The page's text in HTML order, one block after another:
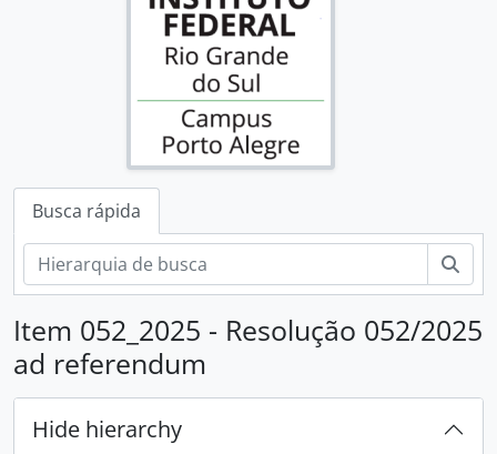
Busca rápida
Item 052_2025 - Resolução 052/2025
ad referendum
Hide hierarchy